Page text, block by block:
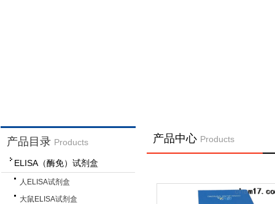
产品目录 Products
ELISA（酶免）试剂盒
人ELISA试剂盒
大鼠ELISA试剂盒
产品中心 Products